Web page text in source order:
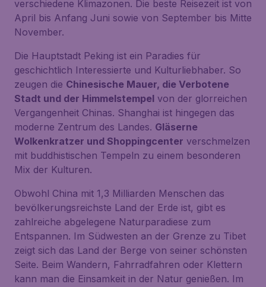
verschiedene Klimazonen. Die beste Reisezeit ist von
April bis Anfang Juni sowie von September bis Mitte
November.
Die Hauptstadt Peking ist ein Paradies für
geschichtlich Interessierte und Kulturliebhaber. So
zeugen die Chinesische Mauer, die Verbotene
Stadt und der Himmelstempel von der glorreichen
Vergangenheit Chinas. Shanghai ist hingegen das
moderne Zentrum des Landes. Gläserne
Wolkenkratzer und Shoppingcenter verschmelzen
mit buddhistischen Tempeln zu einem besonderen
Mix der Kulturen.
Obwohl China mit 1,3 Milliarden Menschen das
bevölkerungsreichste Land der Erde ist, gibt es
zahlreiche abgelegene Naturparadiese zum
Entspannen. Im Südwesten an der Grenze zu Tibet
zeigt sich das Land der Berge von seiner schönsten
Seite. Beim Wandern, Fahrradfahren oder Klettern
kann man die Einsamkeit in der Natur genießen. Im